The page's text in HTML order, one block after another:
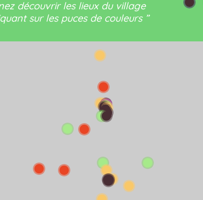
découvrir les lieux du village
sur les puces de couleurs ”